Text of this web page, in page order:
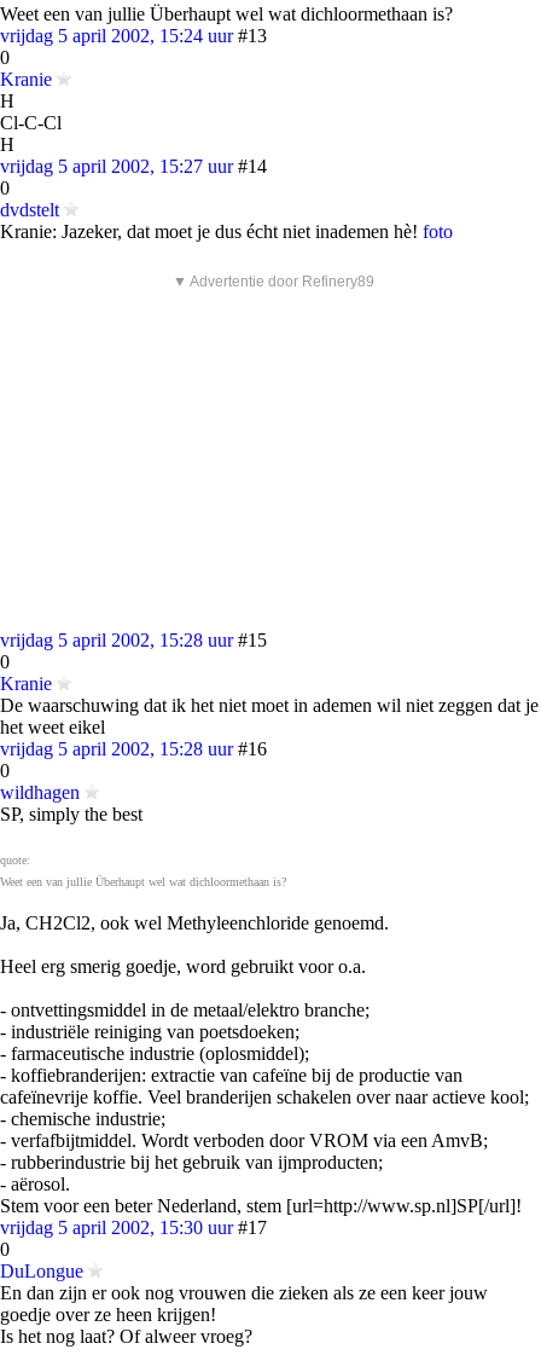
Weet een van jullie Überhaupt wel wat dichloormethaan is?
vrijdag 5 april 2002, 15:24 uur #13
0
Kranie
H
Cl-C-Cl
H
vrijdag 5 april 2002, 15:27 uur #14
0
dvdstelt
Kranie: Jazeker, dat moet je dus écht niet inademen hè! foto
▼ Advertentie door Refinery89
vrijdag 5 april 2002, 15:28 uur #15
0
Kranie
De waarschuwing dat ik het niet moet in ademen wil niet zeggen dat je
het weet eikel
vrijdag 5 april 2002, 15:28 uur #16
0
wildhagen
SP, simply the best
quote:
Weet een van jullie Überhaupt wel wat dichloormethaan is?
Ja, CH2Cl2, ook wel Methyleenchloride genoemd.
Heel erg smerig goedje, word gebruikt voor o.a.
- ontvettingsmiddel in de metaal/elektro branche;
- industriële reiniging van poetsdoeken;
- farmaceutische industrie (oplosmiddel);
- koffiebranderijen: extractie van cafeïne bij de productie van
cafeïnevrije koffie. Veel branderijen schakelen over naar actieve kool;
- chemische industrie;
- verfafbijtmiddel. Wordt verboden door VROM via een AmvB;
- rubberindustrie bij het gebruik van ijmproducten;
- aërosol.
Stem voor een beter Nederland, stem [url=http://www.sp.nl]SP[/url]!
vrijdag 5 april 2002, 15:30 uur #17
0
DuLongue
En dan zijn er ook nog vrouwen die zieken als ze een keer jouw
goedje over ze heen krijgen!
Is het nog laat? Of alweer vroeg?